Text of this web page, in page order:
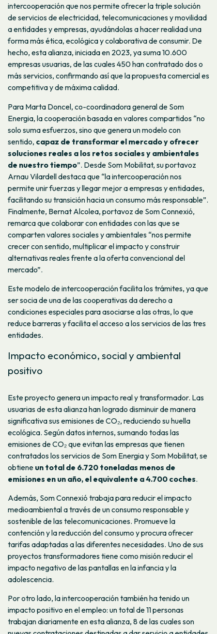
intercooperación que nos permite ofrecer la triple solución
de servicios de electricidad, telecomunicaciones y movilidad
a entidades y empresas, ayudándolas a hacer realidad una
forma más ética, ecológica y colaborativa de consumir. De
hecho, esta alianza, iniciada en 2023, ya suma 10.600
empresas usuarias, de las cuales 450 han contratado dos o
más servicios, confirmando así que la propuesta comercial es
competitiva y de máxima calidad.
Para Marta Doncel, co-coordinadora general de Som
Energia, la cooperación basada en valores compartidos “no
solo suma esfuerzos, sino que genera un modelo con
sentido, capaz de transformar el mercado y ofrecer
soluciones reales a los retos sociales y ambientales
de nuestro tiempo”. Desde Som Mobilitat, su portavoz
Arnau Vilardell destaca que “la intercooperación nos
permite unir fuerzas y llegar mejor a empresas y entidades,
facilitando su transición hacia un consumo más responsable”.
Finalmente, Bernat Alcolea, portavoz de Som Connexió,
remarca que colaborar con entidades con las que se
comparten valores sociales y ambientales “nos permite
crecer con sentido, multiplicar el impacto y construir
alternativas reales frente a la oferta convencional del
mercado”.
Este modelo de intercooperación facilita los trámites, ya que
ser socia de una de las cooperativas da derecho a
condiciones especiales para asociarse a las otras, lo que
reduce barreras y facilita el acceso a los servicios de las tres
entidades.
Impacto económico, social y ambiental
positivo
Este proyecto genera un impacto real y transformador. Las
usuarias de esta alianza han logrado disminuir de manera
significativa sus emisiones de CO₂, reduciendo su huella
ecológica. Según datos internos, sumando todas las
emisiones de CO₂ que evitan las empresas que tienen
contratados los servicios de Som Energia y Som Mobilitat, se
obtiene un total de 6.720 toneladas menos de
emisiones en un año, el equivalente a 4.700 coches.
Además, Som Connexió trabaja para reducir el impacto
medioambiental a través de un consumo responsable y
sostenible de las telecomunicaciones. Promueve la
contención y la reducción del consumo y procura ofrecer
tarifas adaptadas a las diferentes necesidades. Uno de sus
proyectos transformadores tiene como misión reducir el
impacto negativo de las pantallas en la infancia y la
adolescencia.
Por otro lado, la intercooperación también ha tenido un
impacto positivo en el empleo: un total de 11 personas
trabajan diariamente en esta alianza, 8 de las cuales son